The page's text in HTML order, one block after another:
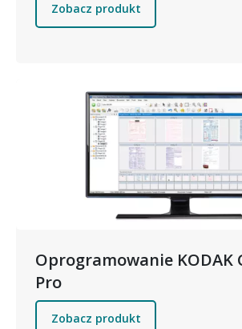
Zobacz produkt
Oprogramowanie KODAK
Pro
Zobacz produkt